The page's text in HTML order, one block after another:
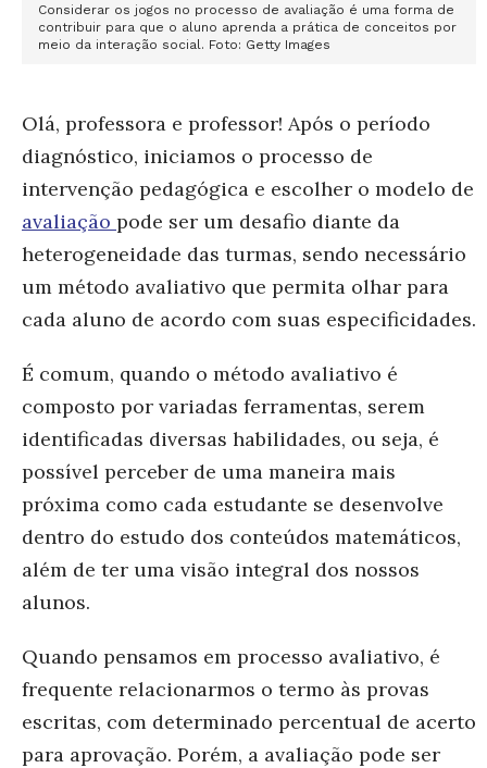
Considerar os jogos no processo de avaliação é uma forma de
contribuir para que o aluno aprenda a prática de conceitos por
meio da interação social. Foto: Getty Images
Olá, professora e professor! Após o período
diagnóstico, iniciamos o processo de
intervenção pedagógica e escolher o modelo de
avaliação pode ser um desafio diante da
heterogeneidade das turmas, sendo necessário
um método avaliativo que permita olhar para
cada aluno de acordo com suas especificidades.
É comum, quando o método avaliativo é
composto por variadas ferramentas, serem
identificadas diversas habilidades, ou seja, é
possível perceber de uma maneira mais
próxima como cada estudante se desenvolve
dentro do estudo dos conteúdos matemáticos,
além de ter uma visão integral dos nossos
alunos.
Quando pensamos em processo avaliativo, é
frequente relacionarmos o termo às provas
escritas, com determinado percentual de acerto
para aprovação. Porém, a avaliação pode ser